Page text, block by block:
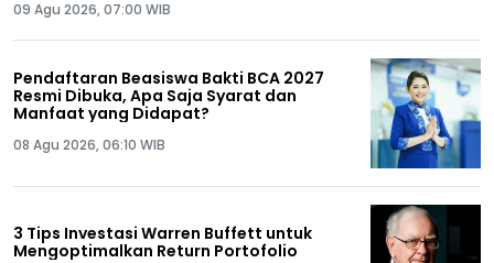
09 Agu 2026, 07:00 WIB
Pendaftaran Beasiswa Bakti BCA 2027
Resmi Dibuka, Apa Saja Syarat dan
Manfaat yang Didapat?
08 Agu 2026, 06:10 WIB
3 Tips Investasi Warren Buffett untuk
Mengoptimalkan Return Portofolio